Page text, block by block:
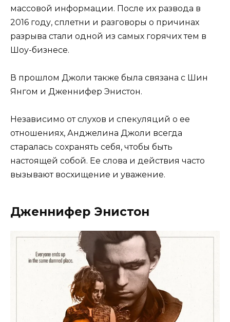
массовой информации. После их развода в
2016 году, сплетни и разговоры о причинах
разрыва стали одной из самых горячих тем в
Шоу-бизнесе.
В прошлом Джоли также была связана с Шин
Янгом и Дженнифер Энистон.
Независимо от слухов и спекуляций о ее
отношениях, Анджелина Джоли всегда
старалась сохранять себя, чтобы быть
настоящей собой. Ее слова и действия часто
вызывают восхищение и уважение.
Дженнифер Энистон